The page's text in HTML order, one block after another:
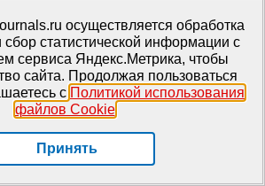
заниматься проституцией
заболеваний и химических
сведения о том, что до 13%
различными психозами, до 46%
50% – алкоголизмом и до 77% –
В исследовании, проведенном в
респондентов были обнаружены
осуществляется обработка
статистической информации с
сервиса Яндекс.Метрика, чтобы
сайта. Продолжая пользоваться
с Политикой использования
файлов Cookie.
Принять